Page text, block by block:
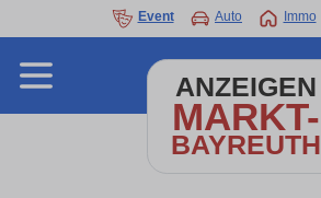
Event Auto Immo
ANZEIGEN
MARKT-
BAYREUTH